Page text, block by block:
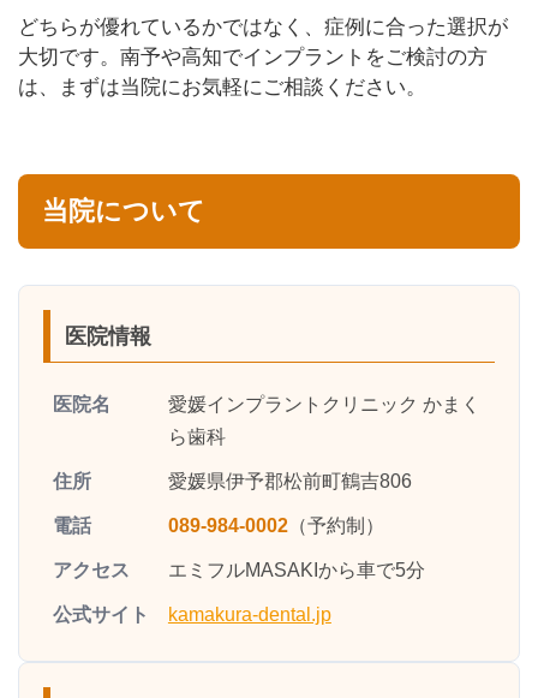
どちらが優れているかではなく、症例に合った選択が
大切です。南予や高知でインプラントをご検討の方
は、まずは当院にお気軽にご相談ください。
当院について
医院情報
医院名
愛媛インプラントクリニック かまく
ら歯科
住所 愛媛県伊予郡松前町鶴吉806
電話 089-984-0002（予約制）
アクセス エミフルMASAKIから車で5分
公式サイト kamakura-dental.jp